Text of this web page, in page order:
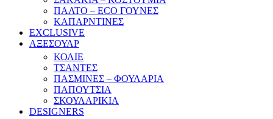
ΠΑΛΤΟ – ECO ΓΟΥΝΕΣ
ΚΑΠΑΡΝΤΙΝΕΣ
EXCLUSIVE
ΑΞΕΣΟΥΑΡ
ΚΟΛΙΕ
ΤΣΑΝΤΕΣ
ΠΑΣΜΙΝΕΣ – ΦΟΥΛΑΡΙΑ
ΠΑΠΟΥΤΣΙΑ
ΣΚΟΥΛΑΡΙΚΙΑ
DESIGNERS